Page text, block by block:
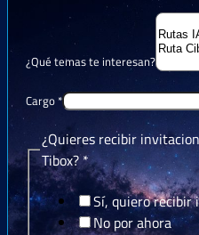
¿Qué temas te interesan?
Cargo *
¿Quieres recibir
Tibox?*
Sí, quiero recibir
No por ahora